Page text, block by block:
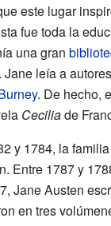
este lugar
fue toda la
una gran
Jane leía a
. De hecho,
Ceciliade
y 1784, la
Entre 1787 y
Jane Austen
en tres